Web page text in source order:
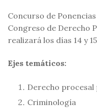
Concurso de
Congreso de Derecho
realizará los días 14 y
Ejes temáticos:
Derecho procesal
Criminología